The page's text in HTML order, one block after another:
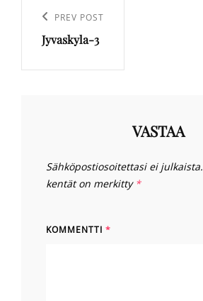
selaus
Previous
Post
PREV POST
Jyvaskyla-3
VASTAA
Sähköpostiosoitettasi ei julkaista.
kentät on merkitty *
KOMMENTTI *